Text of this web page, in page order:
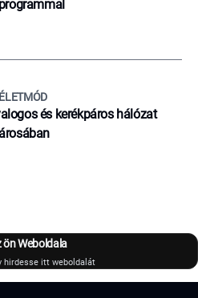
és kerékpáros hálózat
ön Weboldala
hirdesse itt weboldalát